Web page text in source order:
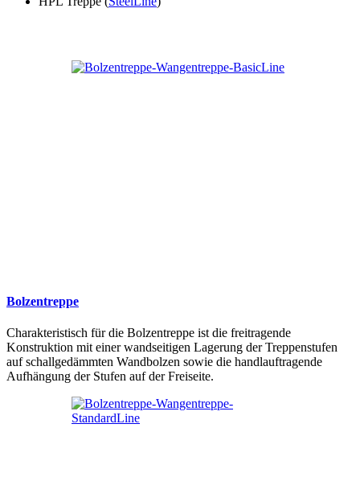
Bolzentreppe
Charakteristisch für die Bolzentreppe ist die freitragende
Konstruktion mit einer wandseitigen Lagerung der Treppenstufen
auf schallgedämmten Wandbolzen sowie die handlauftragende
Aufhängung der Stufen auf der Freiseite.